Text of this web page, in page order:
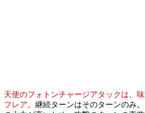
天使のフォトンチャージアタックは、
フレア。 継続ターンはそのターンのみ